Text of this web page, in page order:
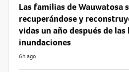
Las familias de Wauwatosa
recuperándose y
vidas un año después de
inundaciones
6h ago